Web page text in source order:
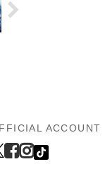
ACCOUNT